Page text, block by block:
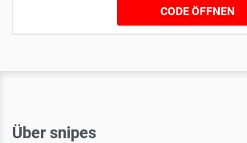
CODE ÖFFNEN
Über snipes